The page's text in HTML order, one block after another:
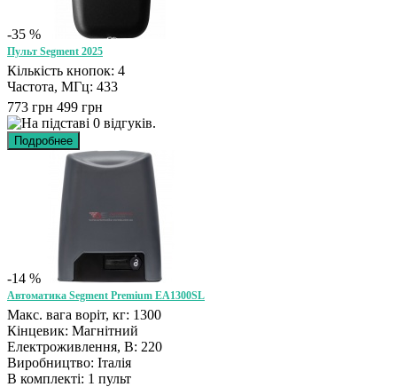
-35 %
Пульт Segment 2025
Кількість кнопок: 4
Частота, МГц: 433
773 грн 499 грн
-14 %
Автоматика Segment Premium EA1300SL
Макс. вага воріт, кг: 1300
Кінцевик: Магнітний
Електроживлення, В: 220
Виробництво: Італія
В комплекті: 1 пульт